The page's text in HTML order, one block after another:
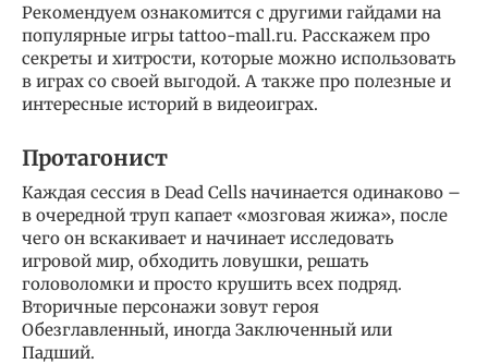
Рекомендуем ознакомится с другими гайдами на
популярные игры tattoo-mall.ru. Расскажем про
секреты и хитрости, которые можно использовать
в играх со своей выгодой. А также про полезные и
интересные историй в видеоиграх.
Протагонист
Каждая сессия в Dead Cells начинается одинаково –
в очередной труп капает «мозговая жижа», после
чего он вскакивает и начинает исследовать
игровой мир, обходить ловушки, решать
головоломки и просто крушить всех подряд.
Вторичные персонажи зовут героя
Обезглавленный, иногда Заключенный или
Падший.